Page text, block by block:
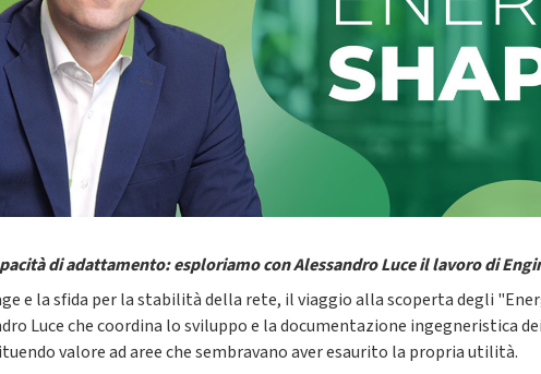
di adattamento: esploriamo con Alessandro Luce il lavoro di
e la sfida per la stabilità della rete, il viaggio alla scoperta degli
Luce che coordina lo sviluppo e la documentazione ingegneristica
valore ad aree che sembravano aver esaurito la propria utilità.